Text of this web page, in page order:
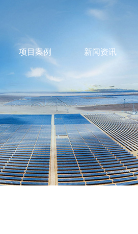
项目案例 新闻资讯